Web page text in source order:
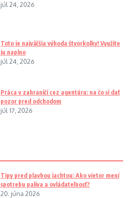
júl 24, 2026
Toto je najväčšia výhoda štvorkolky! Využite
ju naplno
júl 24, 2026
Práca v zahraničí cez agentúru: na čo si dať
pozor pred odchodom
júl 17, 2026
Tipy pred plavbou jachtou: Ako vietor mení
spotrebu paliva a ovládateľnosť?
20. júna 2026